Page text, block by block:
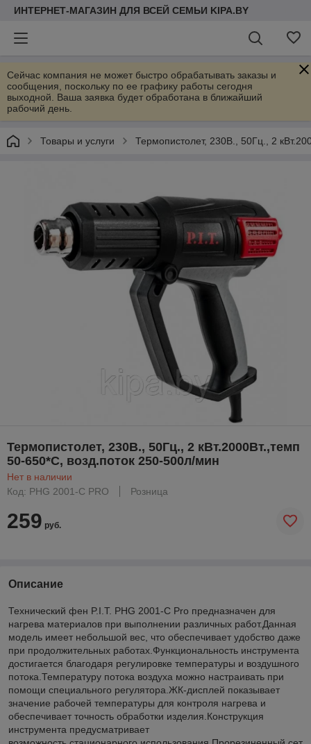
ИНТЕРНЕТ-МАГАЗИН ДЛЯ ВСЕЙ СЕМЬИ KIPA.BY
Сейчас компания не может быстро обрабатывать заказы и
сообщения, поскольку по ее графику работы сегодня
выходной. Ваша заявка будет обработана в ближайший
рабочий день.
Товары и услуги Термопистолет, 230В., 50Гц., 2
Термопистолет, 230В., 50Гц., 2 кВт.2000Вт.,темп
50-650*С, возд.поток 250-500л/мин
Нет в наличии
Код: PHG 2001-C PRO
Розница
259 руб.
Описание
Технический фен P.I.T. PHG 2001-C Pro предназначен для
нагрева материалов при выполнении различных работ.Данная
модель имеет небольшой вес, что обеспечивает удобство даже
при продолжительных работах.Функциональность инструмента
достигается благодаря регулировке температуры и воздушного
потока.Температуру потока воздуха можно настраивать при
помощи специального регулятора.ЖК-дисплей показывает
значение рабочей температуры для контроля нагрева и
обеспечивает точность обработки изделия.Конструкция
инструмента предусматривает